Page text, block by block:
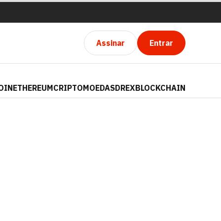
Assinar Entrar
ETHEREUMCRIPTOMOEDASDREXBLOCKCHAIN